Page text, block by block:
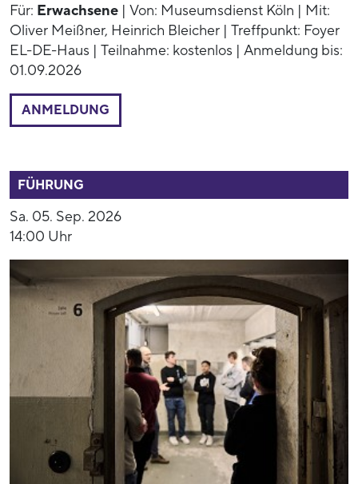
Für: Erwachsene | Von: Museumsdienst Köln | Mit:
Oliver Meißner, Heinrich Bleicher | Treffpunkt: Foyer
EL-DE-Haus | Teilnahme: kostenlos | Anmeldung bis:
01.09.2026
ANMELDUNG
FÜHRUNG
Sa. 05. Sep. 2026
14:00 Uhr